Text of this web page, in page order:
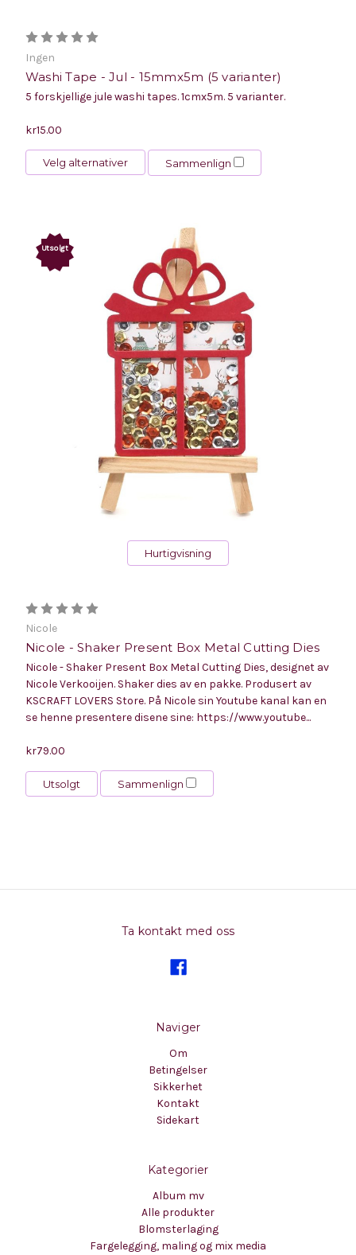
Ingen
Washi Tape - Jul - 15mmx5m (5 varianter)
5 forskjellige jule washi tapes. 1cmx5m. 5 varianter.
kr15.00
Velg alternativer Sammenlign
Utsolgt
Hurtigvisning
Nicole
Nicole - Shaker Present Box Metal Cutting Dies
Nicole - Shaker Present Box Metal Cutting Dies, designet av
Nicole Verkooijen. Shaker dies av en pakke. Produsert av
KSCRAFT LOVERS Store. På Nicole sin Youtube kanal kan en
se henne presentere disene sine: https://www.youtube...
kr79.00
Utsolgt Sammenlign
Ta kontakt med oss
Naviger
Om
Betingelser
Sikkerhet
Kontakt
Sidekart
Kategorier
Album mv
Alle produkter
Blomsterlaging
Fargelegging, maling og mix media